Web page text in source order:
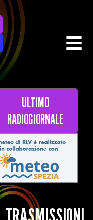
ULTIMO
RADIOGIORNALE